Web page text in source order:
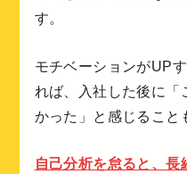
す。
モチベーションがUP
れば、入社した後に「
かった」と感じること
自己分析を怠ると、長